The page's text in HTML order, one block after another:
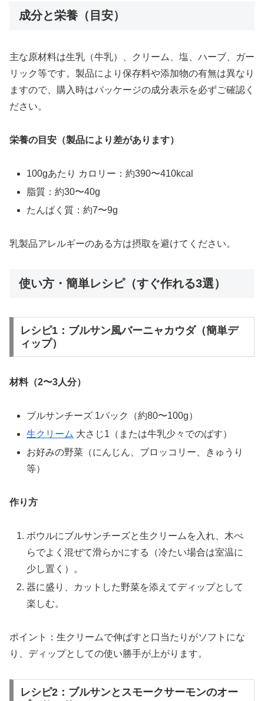
成分と栄養（目安）
主な原材料は生乳（牛乳）、クリーム、塩、ハーブ、ガー
リック等です。製品により保存料や添加物の有無は異なり
ますので、購入時はパッケージの成分表示を必ずご確認く
ださい。
栄養の目安（製品により差があります）
100gあたり カロリー：約390〜410kcal
脂質：約30〜40g
たんぱく質：約7〜9g
乳製品アレルギーのある方は摂取を避けてください。
使い方・簡単レシピ（すぐ作れる3選）
レシピ1：ブルサン風バーニャカウダ（簡単デ
ィップ）
材料（2〜3人分）
ブルサンチーズ 1パック（約80〜100g）
生クリーム 大さじ1（または牛乳少々でのばす）
お好みの野菜（にんじん、ブロッコリー、きゅうり
等）
作り方
ボウルにブルサンチーズと生クリームを入れ、木べ
らでよく混ぜて滑らかにする（冷たい場合は室温に
少し置く）。
器に盛り、カットした野菜を添えてディップとして
楽しむ。
ポイント：生クリームで伸ばすと口当たりがソフトにな
り、ディップとしての使い勝手が上がります。
レシピ2：ブルサンとスモークサーモンのオー